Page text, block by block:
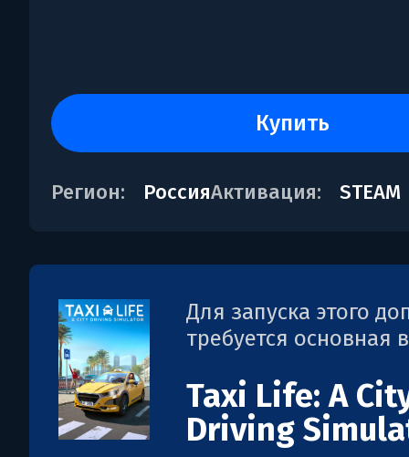
купить
Регион: РоссияАктивация: STEAM
Для запуска этого
требуется основная
Taxi Life: A
Driving